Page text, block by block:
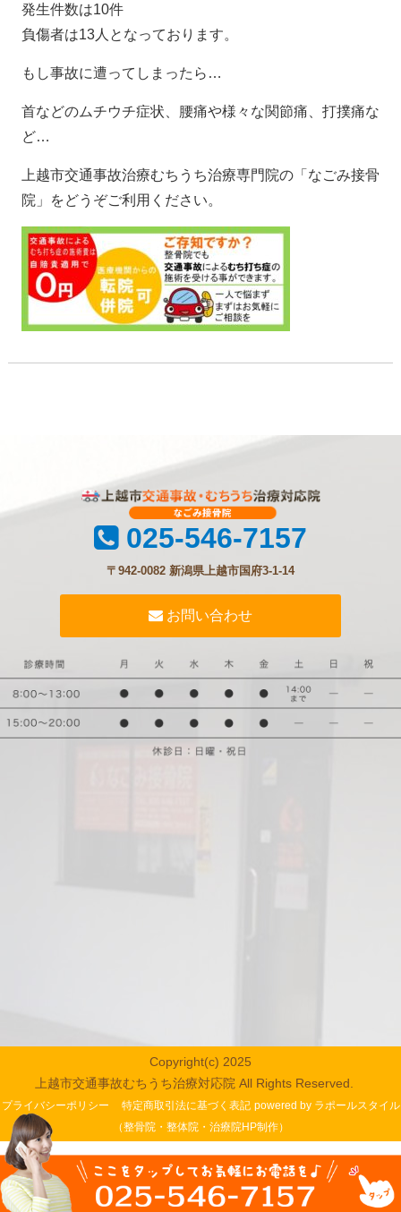
発生件数は10件
負傷者は13人となっております。
もし事故に遭ってしまったら…
首などのムチウチ症状、腰痛や様々な関節痛、打撲痛な
ど…
上越市交通事故治療むちうち治療専門院の「なごみ接骨
院」をどうぞご利用ください。
025-546-7157
〒942-0082 新潟県上越市国府3-1-14
お問い合わせ
Copyright(c) 2025
上越市交通事故むちうち治療対応院 All Rights Reserved.
プライバシーポリシー 特定商取引法に基づく表記 powered by ラポールスタイル
（整骨院・整体院・治療院HP制作）